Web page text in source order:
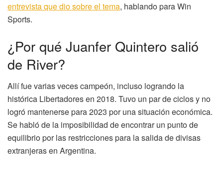
entrevista que dio sobre el tema, hablando para Win
Sports.
¿Por qué Juanfer Quintero salió
de River?
Allí fue varias veces campeón, incluso logrando la
histórica Libertadores en 2018. Tuvo un par de ciclos y no
logró mantenerse para 2023 por una situación económica.
Se habló de la imposibilidad de encontrar un punto de
equilibrio por las restricciones para la salida de divisas
extranjeras en Argentina.